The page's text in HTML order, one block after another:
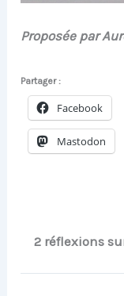
Proposée par
Partager :
Facebook
Mastodon
2 réflexions